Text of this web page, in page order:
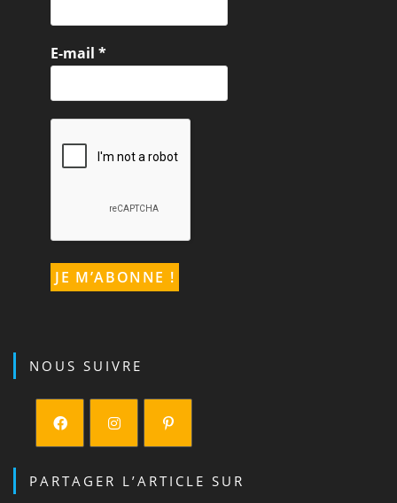
E-mail*
NOUS SUIVRE
dans
dans
dans
PARTAGER L’ARTICLE SUR